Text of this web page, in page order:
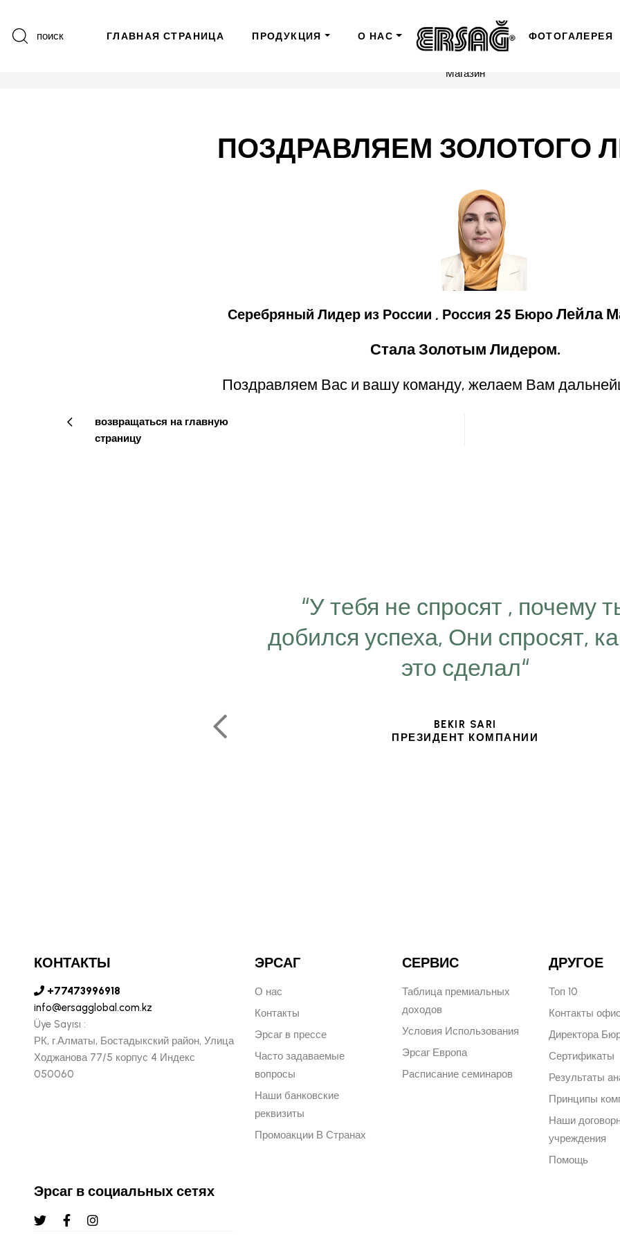
поиск ГЛАВНАЯ СТРАНИЦА ПРОДУКЦИЯ О НАС ФОТОГАЛЕРЕЯ
Магазин
ПОЗДРАВЛЯЕМ ЗОЛОТОГО
Серебряный Лидер из России , Россия 25 Бюро Лейла
Стала Золотым Лидером.
Поздравляем Вас и вашу команду, желаем Вам
возвращаться на главную
страницу
“У тебя не спросят , почему
добился успеха, Они спросят,
это сделал“
BEKIR SARI
ПРЕЗИДЕНТ КОМПАНИИ
КОНТАКТЫ
+77473996918
info@ersagglobal.com.kz
Üye Sayısı :
РК, г.Алматы, Бостадыкский район, Улица
Ходжанова 77/5 корпус 4 Индекс
050060
ЭРСАГ
О нас
Контакты
Эрсаг в прессе
Часто задаваемые
вопросы
Наши банковские
реквизиты
Промоакции В Странах
СЕРВИС
Таблица премиальных
доходов
Условия Использования
Эрсаг Европа
Расписание семинаров
ДРУГОЕ
Топ 10
Контакты
Директора
Сертификаты
Результаты
Принципы
Наши
учреждения
Помощь
Эрсаг в социальных сетях